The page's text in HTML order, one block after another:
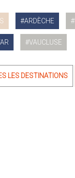
ARDÈCHE
VAUCLUSE
LES DESTINATIONS